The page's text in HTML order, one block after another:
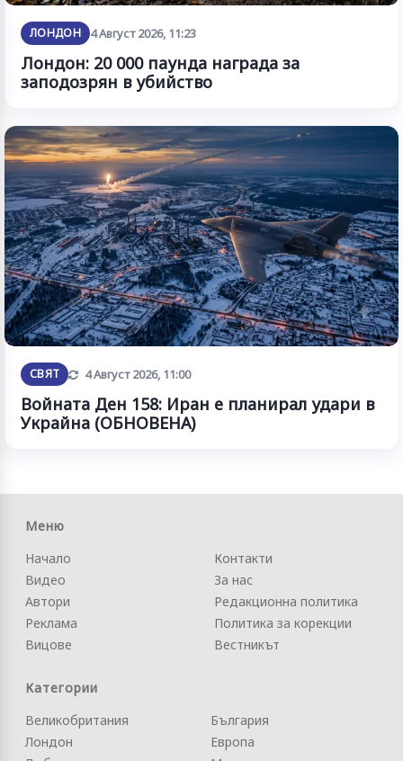
ЛОНДОН 4 Август 2026, 11:23
Лондон: 20 000 паунда награда за
заподозрян в убийство
СВЯТ Обновена
4 Август 2026, 11:00
Войната Ден 158: Иран е планирал удари в
Украйна (ОБНОВЕНА)
Меню
Начало
Видео
Автори
Реклама
Вицове
Контакти
За нас
Редакционна политика
Политика за корекции
Вестникът
Категории
Великобритания
Лондон
България
Европа